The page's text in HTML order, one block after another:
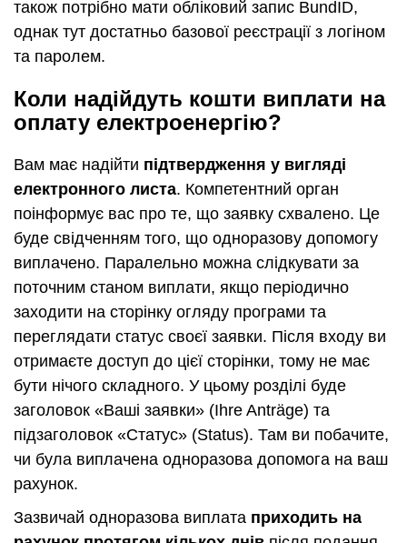
також потрібно мати обліковий запис BundID,
однак тут достатньо базової реєстрації з логіном
та паролем.
Коли надійдуть кошти виплати на
оплату електроенергію?
Вам має надійти підтвердження у вигляді
електронного листа. Компетентний орган
поінформує вас про те, що заявку схвалено. Це
буде свідченням того, що одноразову допомогу
виплачено. Паралельно можна слідкувати за
поточним станом виплати, якщо періодично
заходити на сторінку огляду програми та
переглядати статус своєї заявки. Після входу ви
отримаєте доступ до цієї сторінки, тому не має
бути нічого складного. У цьому розділі буде
заголовок «Ваші заявки» (Ihre Anträge) та
підзаголовок «Статус» (Status). Там ви побачите,
чи була виплачена одноразова допомога на ваш
рахунок.
Зазвичай одноразова виплата приходить на